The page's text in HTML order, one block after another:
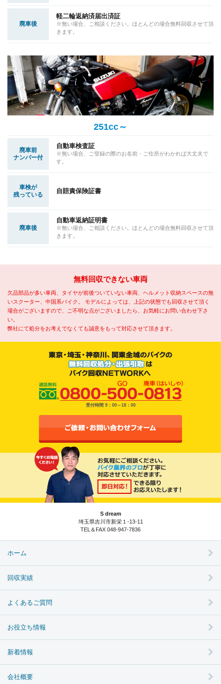
廃車後
軽二輪返納済届出済証
※無い場合、ご相談ください。ほとんどの場合無料回収させて頂
きます。
251cc～
廃車前
ナンバー付
自動車検査証
※無い場合、ご登録の際のお名前・ご住所がわかれば大丈夫で
す。
車検が
残っている
自賠責保険証書
廃車後
自動車返納証明書
※無い場合、ご相談ください。ほとんどの場合無料回収させて頂
きます。
無料回収できない車両
欠品部品が多い車両、タイヤが前後ついていない車両、ヘルメット収納スペースの無
いスクーター、中国系バイク。
モデルによっては、上記の状態でも回収させて頂く
場合がございますので、ご不明な点がございましたら、お気軽にお問い合わせ下さ
い。
弊社にて処分をお考えでなくても誠意をもって対応させて頂きます。
受付時間 9：00～18：00
S dream
埼玉県吉川市新栄１-13-11
TEL＆FAX 048-947-7836
ホーム
回収実績
よくあるご質問
お役立ち情報
新着情報
会社概要